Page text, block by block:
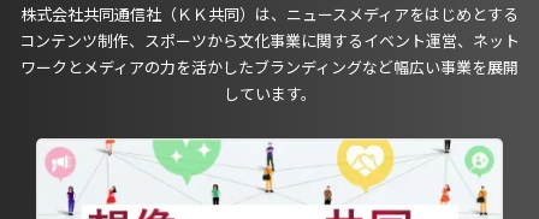
株式会社共同通信社（ＫＫ共同）は、ニュースメディアをはじめとする
コンテンツ制作、スポーツから文化事業に関するイベント運営、ネット
ワークとメディアの力を活かしたブランディングなど幅広い事業を展開
しています。